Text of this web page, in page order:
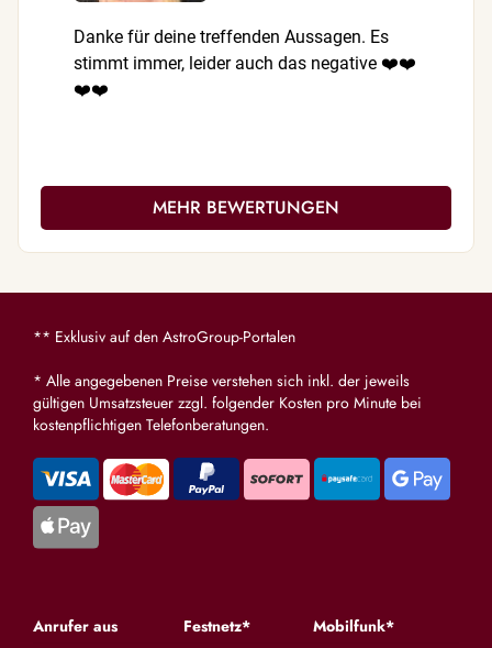
Danke für deine treffenden Aussagen. Es
stimmt immer, leider auch das negative ❤️❤️
❤️❤️
MEHR BEWERTUNGEN
** Exklusiv auf den AstroGroup-Portalen
* Alle angegebenen Preise verstehen sich inkl. der jeweils
gültigen Umsatzsteuer zzgl. folgender Kosten pro Minute bei
kostenpflichtigen Telefonberatungen.
Anrufer aus Festnetz*
Mobilfunk*